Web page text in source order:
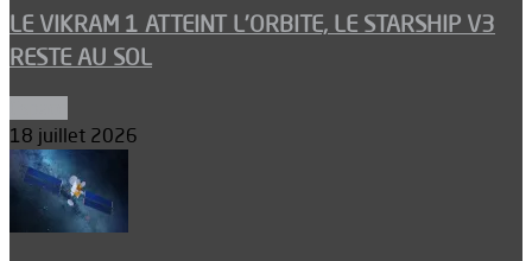
LE VIKRAM 1 ATTEINT L’ORBITE, LE STARSHIP V3
RESTE AU SOL
18 juillet 2026